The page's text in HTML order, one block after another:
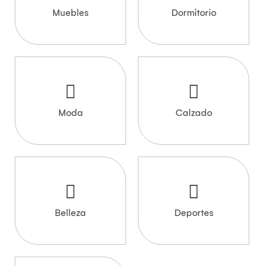
Muebles Dormitorio
Moda Calzado
Belleza Deportes